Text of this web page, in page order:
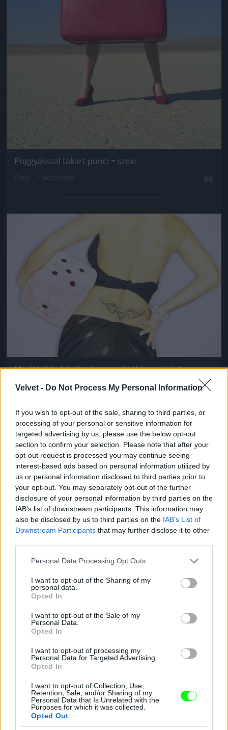
Velvet - Do Not Process My Personal Information
If you wish to opt-out of the sale, sharing to third parties, or
processing of your personal or sensitive information for
targeted advertising by us, please use the below opt-out
section to confirm your selection. Please note that after your
opt-out request is processed you may continue seeing
interest-based ads based on personal information utilized by
us or personal information disclosed to third parties prior to
your opt-out. You may separately opt-out of the further
disclosure of your personal information by third parties on the
IAB’s list of downstream participants. This information may
also be disclosed by us to third parties on the IAB’s List of
Downstream Participants that may further disclose it to other
Please note that this website/app uses one or more Google
not limited to your visit or usage behaviour. You may click to
grant or deny consent to Google and its third-party tags to
use your data for below specified purposes in below Google
consent section.
Personal Data Processing Opt Outs
I want to opt-out of the Sharing of my
personal data.
Opted In
I want to opt-out of the Sale of my
Personal Data.
Opted In
I want to opt-out of processing my
Personal Data for Targeted Advertising.
Opted In
I want to opt-out of Collection, Use,
Retention, Sale, and/or Sharing of my
Personal Data that Is Unrelated with the
Purposes for which it was collected.
Opted Out
Poggyásszal takart punci = szexi
Minél több dobókocka, annál több szexiség!
Jön még kép!